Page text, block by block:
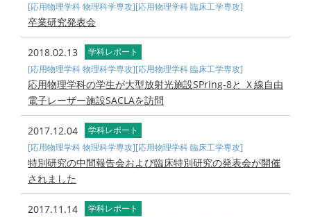
[応用物理学科 物理科学専攻][応用物理学科 臨床工学専攻]
卒業研究発表会
2018.02.13
学科レポート
[応用物理学科 物理科学専攻][応用物理学科 臨床工学専攻]
応用物理学科の学生が大型放射光施設SPring-8と Ｘ線自由
電子レーザー施設SACLAを訪問
2017.12.04
学科レポート
[応用物理学科 物理科学専攻][応用物理学科 臨床工学専攻]
特別研究の中間報告会および臨床特別研究の発表会が開催
されました
2017.11.14
学科レポート